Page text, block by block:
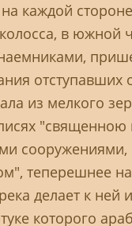
каждой
в южной
из мелкого
сооружениями,
теперешнее
делает к
которого